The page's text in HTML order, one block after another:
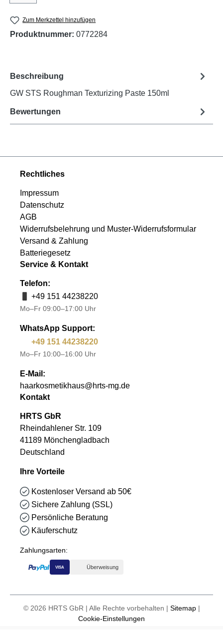
Zum Merkzettel hinzufügen
Produktnummer: 0772284
Beschreibung
GW STS Roughman Texturizing Paste 150ml
Bewertungen
Rechtliches
Impressum
Datenschutz
AGB
Widerrufsbelehrung und Muster-Widerrufsformular
Versand & Zahlung
Batteriegesetz
Service & Kontakt
Telefon:
+49 151 44238220
Mo–Fr 09:00–17:00 Uhr
WhatsApp Support:
+49 151 44238220
Mo–Fr 10:00–16:00 Uhr
E-Mail:
haarkosmetikhaus@hrts-mg.de
Kontakt
HRTS GbR
Rheindahlener Str. 109
41189 Mönchengladbach
Deutschland
Ihre Vorteile
Kostenloser Versand ab 50€
Sichere Zahlung (SSL)
Persönliche Beratung
Käuferschutz
Zahlungsarten:
VISA Überweisung
© 2026 HRTS GbR | Alle Rechte vorbehalten | Sitemap|
Cookie-Einstellungen